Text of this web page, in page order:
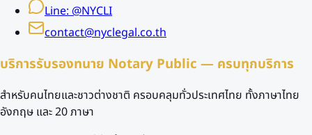
Line: @NYCLI
contact@nyclegal.co.th
บริการรับรองทนาย Notary Public — ครบทุกบริการ
สำหรับคนไทยและชาวต่างชาติ ครอบคลุมทั่วประเทศไทย ทั้งภาษาไทย
อังกฤษ และ 20 ภาษา